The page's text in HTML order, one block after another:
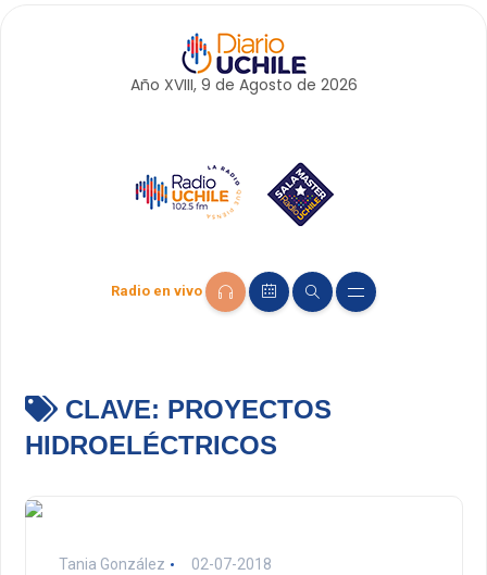
Año XVIII, 9 de Agosto de 2026
Radio en vivo
CLAVE: PROYECTOS
HIDROELÉCTRICOS
Tania González 02-07-2018